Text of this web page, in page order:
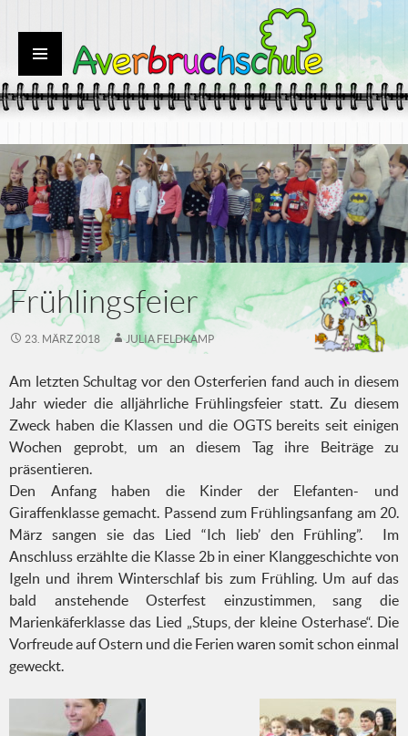
Primäres
SPRINGE
ZUM
Frühlingsfeier
23. MÄRZ 2018 JULIA FELDKAMP
Am letzten Schultag vor den Osterferien fand auch in diesem
Jahr wieder die alljährliche Frühlingsfeier statt. Zu diesem
Zweck haben die Klassen und die OGTS bereits seit einigen
Wochen geprobt, um an diesem Tag ihre Beiträge zu
präsentieren.
Den Anfang haben die Kinder der Elefanten- und
Giraffenklasse gemacht. Passend zum Frühlingsanfang am 20.
März sangen sie das Lied “Ich lieb’ den Frühling”. Im
Anschluss erzählte die Klasse 2b in einer Klanggeschichte von
Igeln und ihrem Winterschlaf bis zum Frühling. Um auf das
bald anstehende Osterfest einzustimmen, sang die
Marienkäferklasse das Lied „Stups, der kleine Osterhase“. Die
Vorfreude auf Ostern und die Ferien waren somit schon einmal
geweckt.